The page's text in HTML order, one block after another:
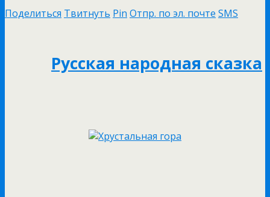
Поделиться Твитнуть Pin Отпр. по эл. почте SMS
Русская народная сказка